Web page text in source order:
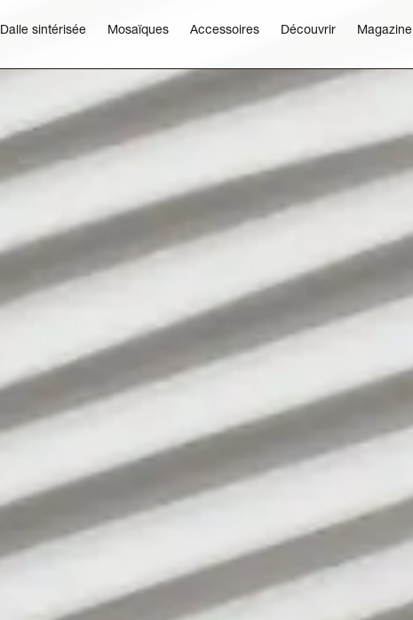
Dalle sintérisée Mosaïques Accessoires Découvrir
Magazine